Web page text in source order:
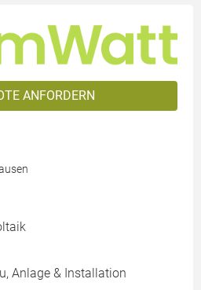
ANFORDERN
Anlage & Installation